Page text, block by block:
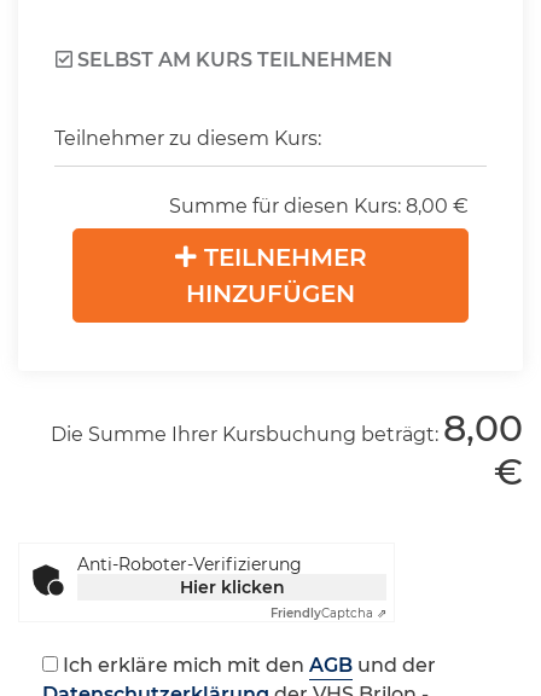
SELBST AM KURS TEILNEHMEN
Teilnehmer zu diesem Kurs:
Summe für diesen Kurs: 8,00 €
TEILNEHMER
HINZUFÜGEN
Die Summe Ihrer Kursbuchung beträgt: 8,00
€
Anti-Roboter-Verifizierung
Hier klicken
FriendlyCaptcha ⇗
Ich erkläre mich mit den AGB und der